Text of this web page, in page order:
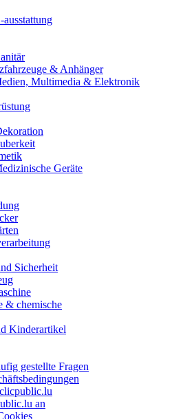
& Anhänger
Multimedia & Elektronik
Geräte
Sicherheit
& chemische
Kinderartikel
gestellte Fragen
an